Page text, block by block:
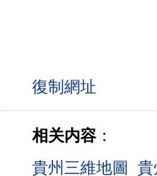
相关内容：
貴州三維地圖 貴